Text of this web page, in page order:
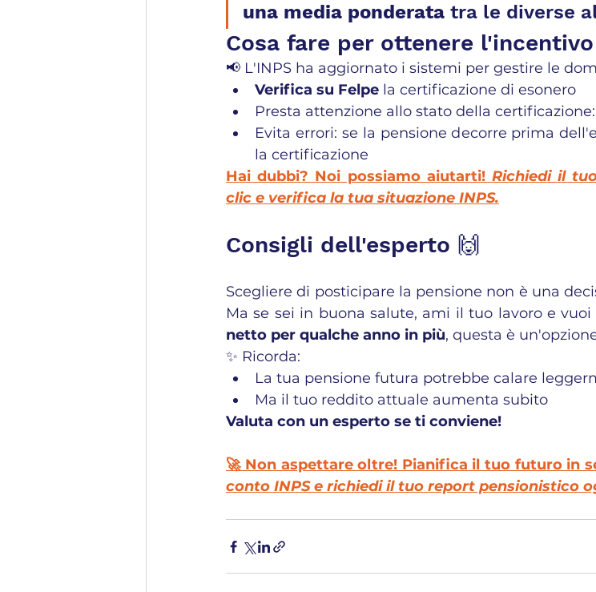
una media ponderata tra le diverse
Cosa fare per ottenere l'incentivo
📢 L'INPS ha aggiornato i sistemi per gestire le
Verifica su Felpe la certificazione di esonero
Presta attenzione allo stato della
Evita errori: se la pensione decorre prima
la certificazione
Hai dubbi? Noi possiamo aiutarti! Richiedi il
clic e verifica la tua situazione INPS.
Consigli dell'esperto 🙌
Scegliere di posticipare la pensione non è una
Ma se sei in buona salute, ami il tuo lavoro e vuoi
netto per qualche anno in più, questa è
✨ Ricorda:
La tua pensione futura potrebbe calare
Ma il tuo reddito attuale aumenta subito
Valuta con un esperto se ti conviene!
🚀 Non aspettare oltre! Pianifica il tuo futuro in
conto INPS e richiedi il tuo report pensionistico